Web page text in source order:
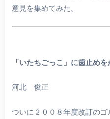
意見を集めてみた。
「いたちごっこ」に歯止め
河北 俊正
ついに２００８年度改訂の